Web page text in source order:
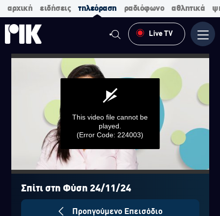
αρχική ειδήσεις τηλεόραση ραδιόφωνο αθλητικά
Live TV
0
seconds
seconds
This video file cannot be
played.
(Error Code: 224003)
Σπίτι στη Φύση 24/11/24
Προηγούμενο Επεισόδιο